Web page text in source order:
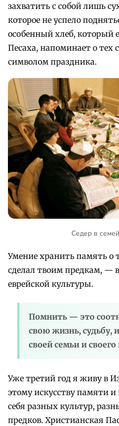
захватить с собой лишь
которое не успело
особенный хлеб, который
Песаха, напоминает о тех
символом праздника.
Седер в
Умение хранить память о
сделал твоим предкам, —
еврейской культуры.
Помнить — это
свою жизнь, судьбу,
своей семьи и своего
Уже третий год я живу в
этому искусству памяти
себя разных культур,
предков. Христианская